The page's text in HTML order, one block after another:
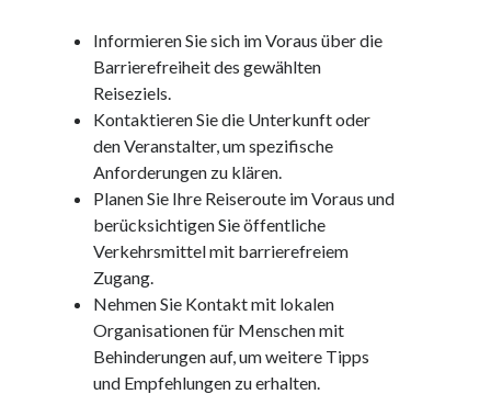
gymnasium
kunst und handwerk
nordsee urlaub
ostsee urlaub
privatumzug
rollstuhlgerechte ferienwohnung
Informieren Sie sich im Voraus über die
Barrierefreiheit des gewählten
Reiseziels.
Kontaktieren Sie die Unterkunft oder
den Veranstalter, um spezifische
Anforderungen zu klären.
Planen Sie Ihre Reiseroute im Voraus und
berücksichtigen Sie öffentliche
Verkehrsmittel mit barrierefreiem
Zugang.
Nehmen Sie Kontakt mit lokalen
Organisationen für Menschen mit
Behinderungen auf, um weitere Tipps
und Empfehlungen zu erhalten.